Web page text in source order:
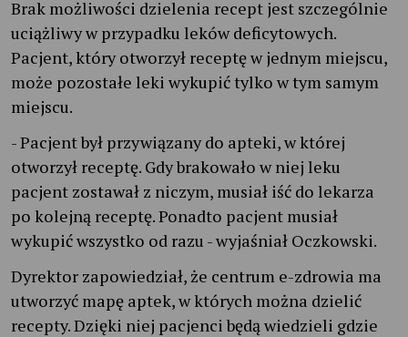
Brak możliwości dzielenia recept jest szczególnie
uciążliwy w przypadku leków deficytowych.
Pacjent, który otworzył receptę w jednym miejscu,
może pozostałe leki wykupić tylko w tym samym
miejscu.
- Pacjent był przywiązany do apteki, w której
otworzył receptę. Gdy brakowało w niej leku
pacjent zostawał z niczym, musiał iść do lekarza
po kolejną receptę. Ponadto pacjent musiał
wykupić wszystko od razu - wyjaśniał Oczkowski.
Dyrektor zapowiedział, że centrum e-zdrowia ma
utworzyć mapę aptek, w których można dzielić
recepty. Dzięki niej pacjenci będą wiedzieli gdzie